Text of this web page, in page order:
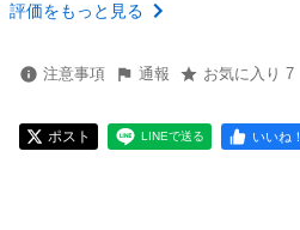
評価をもっと見る
注意事項 通報 お気に入り 7
ポスト LINEで送る いいね！